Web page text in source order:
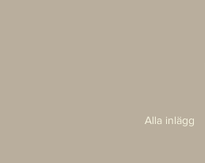
Alla inlägg